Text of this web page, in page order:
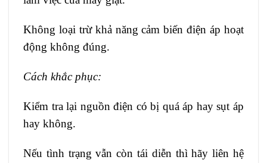
Không loại trừ khả năng cảm biến điện áp hoạt
động không đúng.
Cách khắc phục:
Kiểm tra lại nguồn điện có bị quá áp hay sụt áp
hay không.
Nếu tình trạng vẫn còn tái diễn thì hãy liên hệ